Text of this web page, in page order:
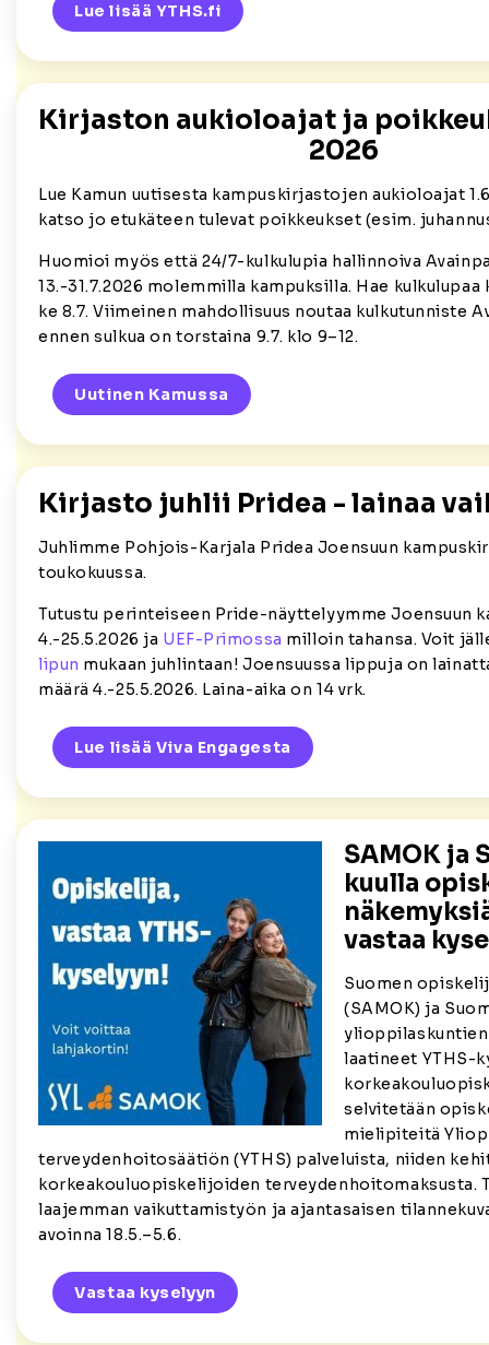
Lue lisää YTHS.fi
Kirjaston aukioloajat ja
2026
Lue Kamun uutisesta kampuskirjastojen aukioloajat
katso jo etukäteen tulevat poikkeukset (esim.
Huomioi myös että 24/7-kulkulupia hallinnoiva
13.-31.7.2026 molemmilla kampuksilla. Hae
ke 8.7. Viimeinen mahdollisuus noutaa kulkutunniste
ennen sulkua on torstaina 9.7. klo 9–12.
Uutinen Kamussa
Kirjasto juhlii Pridea - lainaa
Juhlimme Pohjois-Karjala Pridea Joensuun
toukokuussa.
Tutustu perinteiseen Pride-näyttelyymme Joensuun
4.-25.5.2026 ja UEF-Primossa milloin tahansa. Voit
lipun mukaan juhlintaan! Joensuussa lippuja on
määrä 4.-25.5.2026. Laina-aika on 14 vrk.
Lue lisää Viva Engagesta
SAMOK ja
kuulla
vastaa
Suomen
(SAMOK) ja
laatineet YTHS-
selvitetään
mielipiteitä
terveydenhoitosäätiön (YTHS) palveluista, niiden
korkeakouluopiskelijoiden terveydenhoitomaksusta.
laajemman vaikuttamistyön ja ajantasaisen
avoinna 18.5.–5.6.
Vastaa kyselyyn